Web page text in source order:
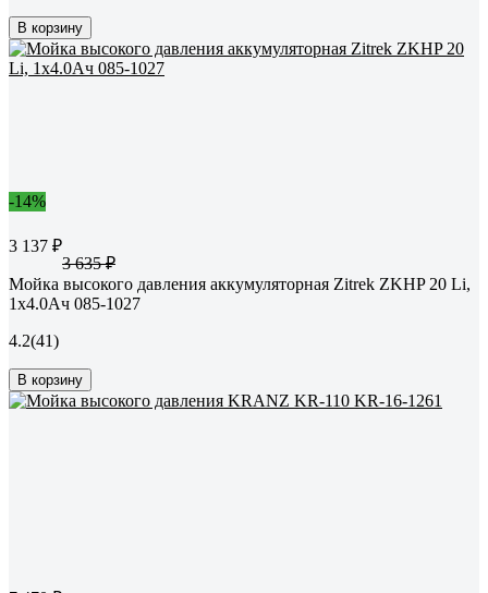
В корзину
-14%
3 137 ₽
3 635 ₽
Мойка высокого давления аккумуляторная Zitrek ZKHP 20 Li,
1x4.0Ач 085-1027
4.2(41)
В корзину